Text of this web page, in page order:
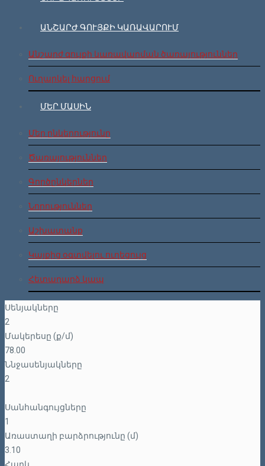
ԱՆՇԱՐԺ ԳՈՒՅՔԻ ԿԱՌԱՎԱՐՈՒՄ
Անշարժ գույքի կառավարման ծառայություններ
Ուղարկել հարցում
ՄԵՐ ՄԱՍԻՆ
Մեր ընկերությունը
Ծառայություններ
Գործընկերներ
Նորություններ
Աշխատանք
Կայքից օգտվելու ուղեցույց
Հետադարձ կապ
Սենյակները
2
Մակերեսը (ք/մ)
78.00
Ննջասենյակները
2
Սանհանգույցները
1
Առաստաղի բարձրությունը (մ)
3.10